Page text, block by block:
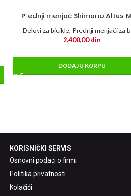
Prednji menjač Shimano Altus
Delovi za bicikle, Prednji menjači za
2.400,00din
DODAJ U KORPU
KORISNIČKI SERVIS
Osnovni podaci o firmi
Politika privatnosti
Kolačići